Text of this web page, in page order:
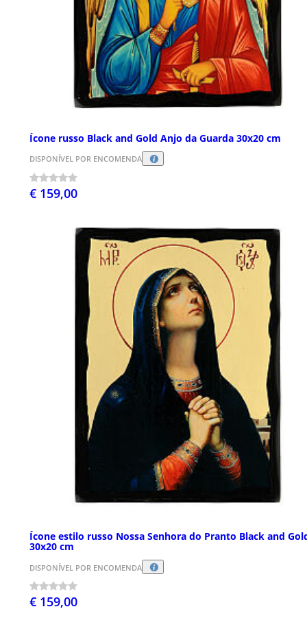
Ícone russo Black and Gold Anjo da Guarda 30x20 cm
DISPONÍVEL POR ENCOMENDA
€ 159,00
Ícone estilo russo Nossa Senhora do Pranto Black and
30x20 cm
DISPONÍVEL POR ENCOMENDA
€ 159,00